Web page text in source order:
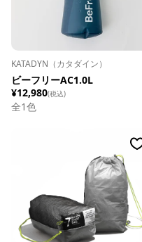
KATADYN（カタダイン）
ビーフリーAC1.0L
¥12,980(税込)
全1色